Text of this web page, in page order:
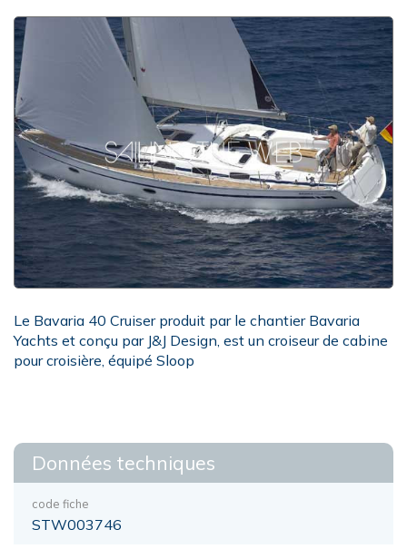
Le Bavaria 40 Cruiser produit par le chantier Bavaria
Yachts et conçu par J&J Design, est un croiseur de cabine
pour croisière, équipé Sloop
Données techniques
code fiche
STW003746